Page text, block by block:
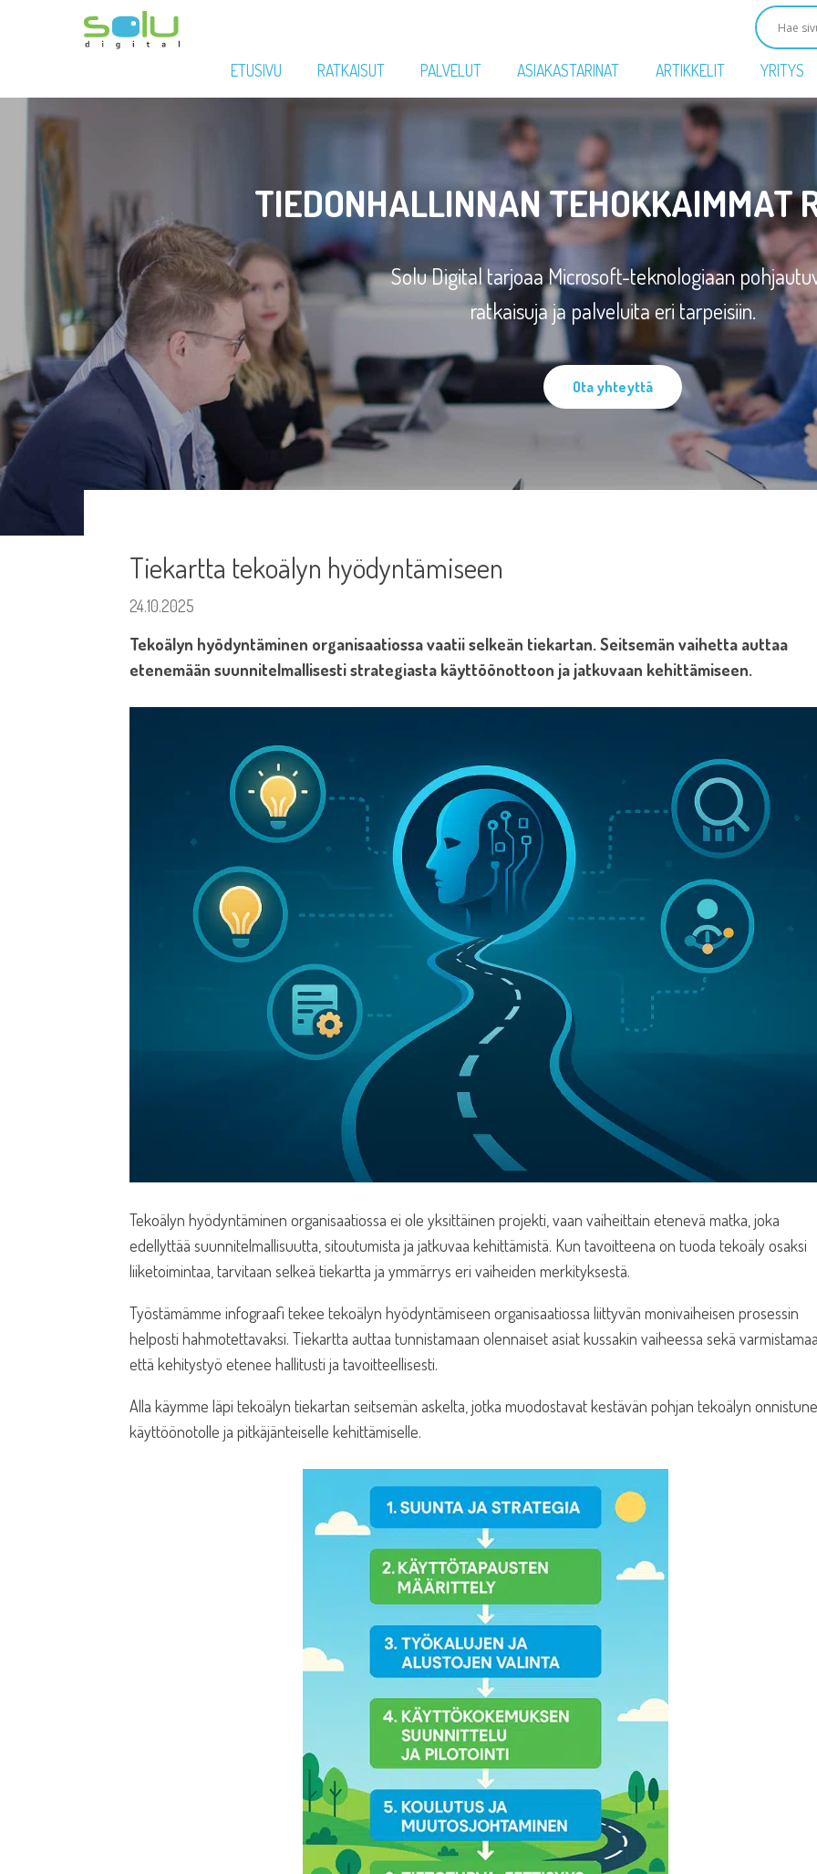
ETUSIVU RATKAISUT PALVELUT ASIAKASTARINAT ARTIKKELIT YRITYS
TIEDONHALLINNAN TEHOKKAIMMAT
Solu Digital tarjoaa Microsoft-teknologiaan
ratkaisuja ja palveluita eri tarpeisiin.
Ota yhteyttä
Tiekartta tekoälyn hyödyntämiseen
24.10.2025
Tekoälyn hyödyntäminen organisaatiossa vaatii selkeän tiekartan. Seitsemän vaihetta auttaa
etenemään suunnitelmallisesti strategiasta käyttöönottoon ja jatkuvaan kehittämiseen.
Tekoälyn hyödyntäminen organisaatiossa ei ole yksittäinen projekti, vaan vaiheittain etenevä matka, joka
edellyttää suunnitelmallisuutta, sitoutumista ja jatkuvaa kehittämistä. Kun tavoitteena on tuoda tekoäly osaksi
liiketoimintaa, tarvitaan selkeä tiekartta ja ymmärrys eri vaiheiden merkityksestä.
Työstämämme infograafi tekee tekoälyn hyödyntämiseen organisaatiossa liittyvän monivaiheisen prosessin
helposti hahmotettavaksi. Tiekartta auttaa tunnistamaan olennaiset asiat kussakin vaiheessa sekä
että kehitystyö etenee hallitusti ja tavoitteellisesti.
Alla käymme läpi tekoälyn tiekartan seitsemän askelta, jotka muodostavat kestävän pohjan tekoälyn
käyttöönotolle ja pitkäjänteiselle kehittämiselle.